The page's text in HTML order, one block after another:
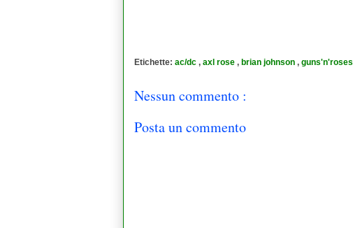
Etichette: ac/dc , axl rose , brian johnson , guns'n'roses
Nessun commento :
Posta un commento